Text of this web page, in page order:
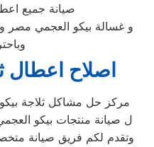
صيانة جميع
و غسالة بيكو العجمي مصر
اصلاح اعطال
مركز حل مشاكل ثلاجة
ل صيانة منتجات بيكو
وتقدم لكم فريق صيانة